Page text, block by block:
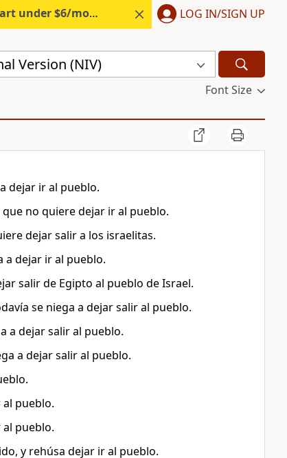
under $6/month. Start free. LOG IN/SIGN UP
Version (NIV)
Font Size
dejar ir al pueblo.
no quiere dejar ir al pueblo.
dejar salir a los israelitas.
a dejar ir al pueblo.
salir de Egipto al pueblo de Israel.
se niega a dejar salir al pueblo.
a dejar salir al pueblo.
a dejar salir al pueblo.
pueblo.
pueblo.
y rehúsa dejar ir al pueblo.